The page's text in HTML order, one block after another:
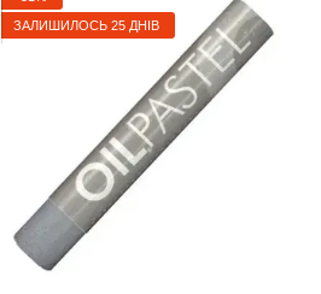
ЗАЛИШИЛОСЬ 25 ДНІВ